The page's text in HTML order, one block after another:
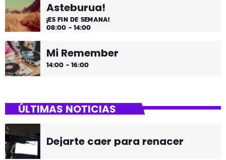
Asteburua!
¡ES FIN DE SEMANA!
08:00 - 14:00
Mi Remember
14:00 - 16:00
ÚLTIMAS NOTICIAS
Dejarte caer para renacer